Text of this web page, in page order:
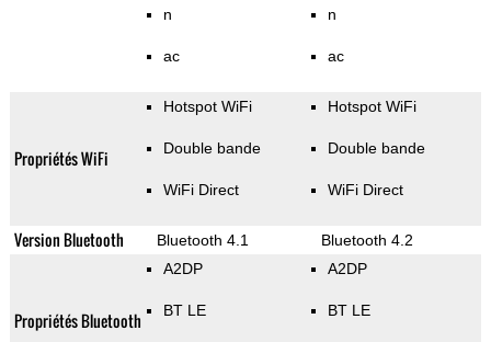
n
ac
n
ac
Propriétés WiFi
Hotspot WiFi
Double bande
WiFi Direct
Hotspot WiFi
Double bande
WiFi Direct
Version Bluetooth Bluetooth 4.1 Bluetooth 4.2
Propriétés Bluetooth
A2DP
BT LE
A2DP
BT LE